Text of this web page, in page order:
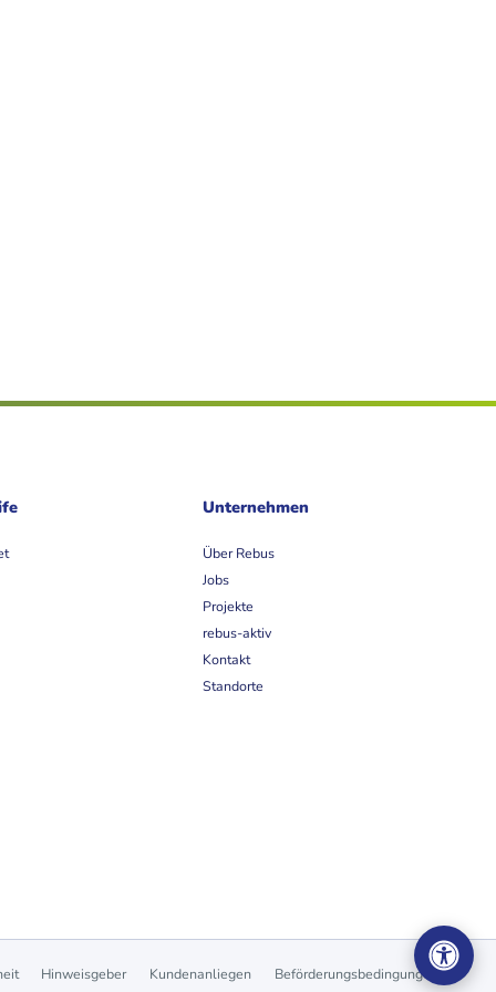
Unternehmen
Über Rebus
Jobs
Projekte
rebus-aktiv
Kontakt
Standorte
Hinweisgeber Kundenanliegen Beförderungsbedingungen